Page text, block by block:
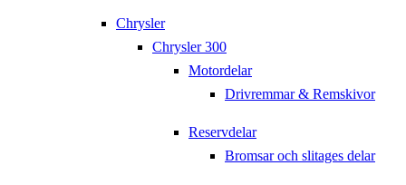
Chrysler
Chrysler 300
Motordelar
Drivremmar & Remskivor
Reservdelar
Bromsar och slitages delar